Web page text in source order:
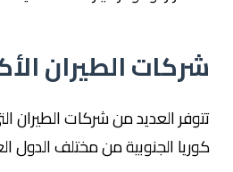
شركات الطيران
تتوفر العديد من شركات الطيران
كوريا الجنوبية من مختلف الدول